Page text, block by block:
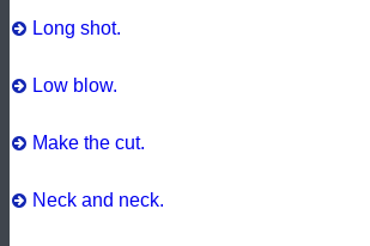
Long shot.
Low blow.
Make the cut.
Neck and neck.